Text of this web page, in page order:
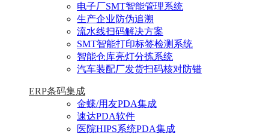
电子厂SMT智能管理系统
生产企业防伪追溯
流水线扫码解决方案
SMT智能打印标签检测系统
智能仓库亮灯分拣系统
汽车装配厂发货扫码核对防错
ERP条码集成
金蝶/用友PDA集成
速达PDA软件
医院HIPS系统PDA集成